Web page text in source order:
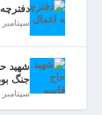
سپتامبر 5, 2020
شهید
جنگ
سپتامبر 5, 2020